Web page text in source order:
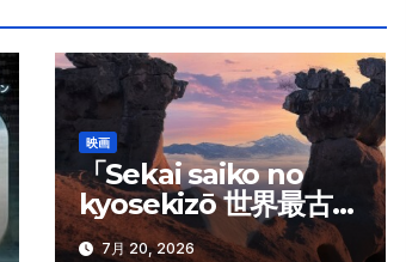
映画
「Sekai saiko no
kyosekizō 世界最古の
巨石像」
7月 20, 2026